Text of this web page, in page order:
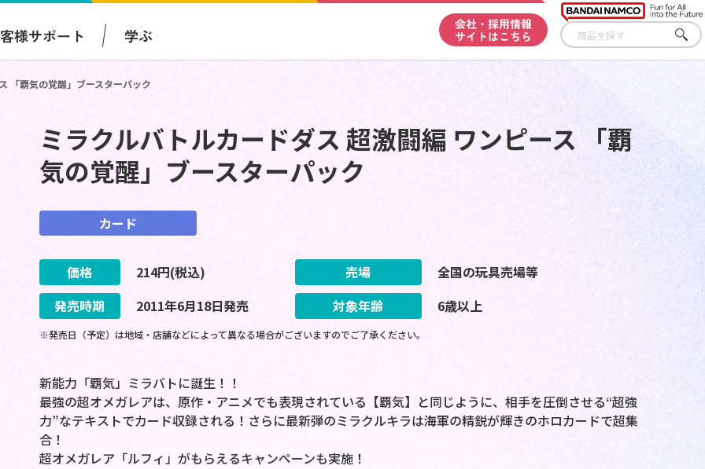
様サポート 学ぶ
会社・採用情報
サイトはこちら
さが
す
「覇気の覚醒」ブースターパック
ミラクルバトルカードダス 超激闘編 ワンピース 「覇
気の覚醒」ブースターパック
カード
価格 214円(税込) 売場
全国の玩具売場等
発売時期
2011年6月18日発売 対象年齢 6歳以上
※発売日（予定）は地域・店舗などによって異なる場合がございますのでご了承ください。
新能力「覇気」ミラバトに誕生！！
最強の超オメガレアは、原作・アニメでも表現されている【覇気】と同じように、相手を圧倒させる“超強
力”なテキストでカード収録される！さらに最新弾のミラクルキラは海軍の精鋭が輝きのホロカードで超集
合！
超オメガレア「ルフィ」がもらえるキャンペーンも実施！